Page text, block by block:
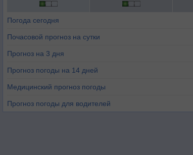
Погода сегодня
Почасовой прогноз на сутки
Прогноз на 3 дня
Прогноз погоды на 14 дней
Медицинский прогноз погоды
Прогноз погоды для водителей